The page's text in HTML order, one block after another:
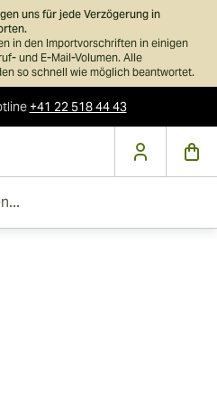
uns für jede Verzögerung in
in den Importvorschriften in einigen
und E-Mail-Volumen. Alle
so schnell wie möglich beantwortet.
+41 22 518 44 43